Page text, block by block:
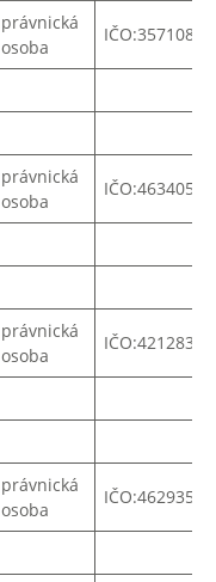
právnická
osoba
IČO:35710802
právnická
osoba
IČO:46340599
právnická
osoba
IČO:42128323
právnická
osoba
IČO:46293591